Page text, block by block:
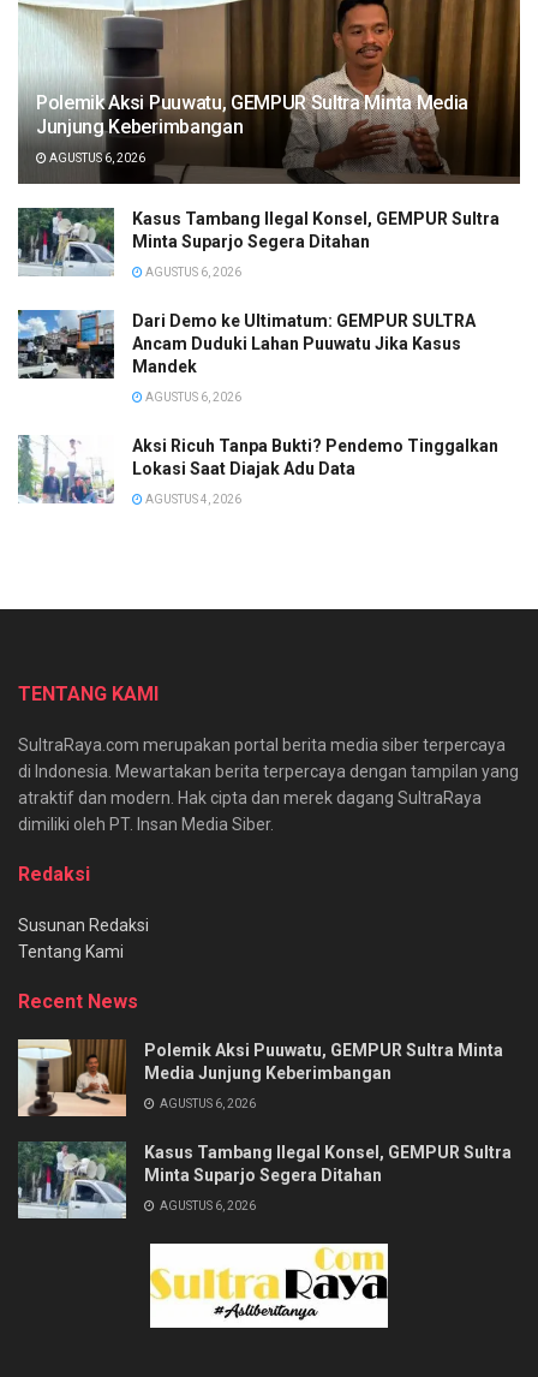
Polemik Aksi Puuwatu, GEMPUR Sultra Minta Media
Junjung Keberimbangan
AGUSTUS 6, 2026
Kasus Tambang Ilegal Konsel, GEMPUR Sultra
Minta Suparjo Segera Ditahan
AGUSTUS 6, 2026
Dari Demo ke Ultimatum: GEMPUR SULTRA
Ancam Duduki Lahan Puuwatu Jika Kasus
Mandek
AGUSTUS 6, 2026
Aksi Ricuh Tanpa Bukti? Pendemo Tinggalkan
Lokasi Saat Diajak Adu Data
AGUSTUS 4, 2026
TENTANG KAMI
SultraRaya.com merupakan portal berita media siber terpercaya
di Indonesia. Mewartakan berita terpercaya dengan tampilan yang
atraktif dan modern. Hak cipta dan merek dagang SultraRaya
dimiliki oleh PT. Insan Media Siber.
Redaksi
Susunan Redaksi
Tentang Kami
Recent News
Polemik Aksi Puuwatu, GEMPUR Sultra Minta
Media Junjung Keberimbangan
AGUSTUS 6, 2026
Kasus Tambang Ilegal Konsel, GEMPUR Sultra
Minta Suparjo Segera Ditahan
AGUSTUS 6, 2026